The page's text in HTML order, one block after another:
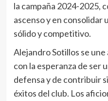
la campaña 2024-2025,
ascenso y en
sólido y competitivo.
Alejandro Sotillos se
con la esperanza de ser
defensa y de contribuir
éxitos del club. Los